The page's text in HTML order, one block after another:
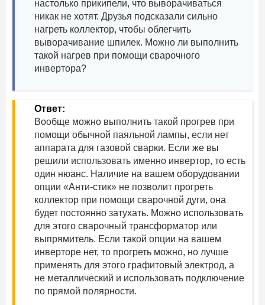
настолько прикипели, что выворачиваться
никак не хотят. Друзья подсказали сильно
нагреть коллектор, чтобы облегчить
выворачивание шпилек. Можно ли выполнить
такой нагрев при помощи сварочного
инвертора?
Ответ:
Вообще можно выполнить такой прогрев при
помощи обычной паяльной лампы, если нет
аппарата для газовой сварки. Если же вы
решили использовать именно инвертор, то есть
один нюанс. Наличие на вашем оборудовании
опции «Анти-стик» не позволит прогреть
коллектор при помощи сварочной дуги, она
будет постоянно затухать. Можно использовать
для этого сварочный трансформатор или
выпрямитель. Если такой опции на вашем
инверторе нет, то прогреть можно, но лучше
применять для этого графитовый электрод, а
не металлический и использовать подключение
по прямой полярности.